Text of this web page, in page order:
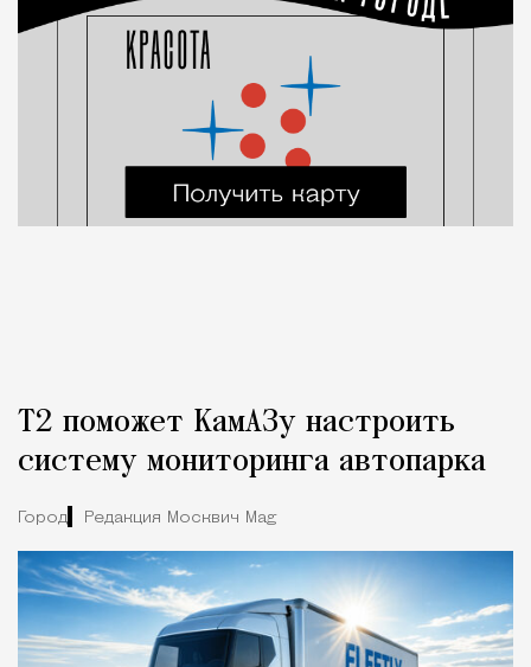
Т2 поможет КамАЗу настроить
систему мониторинга автопарка
Город Редакция Москвич Mag